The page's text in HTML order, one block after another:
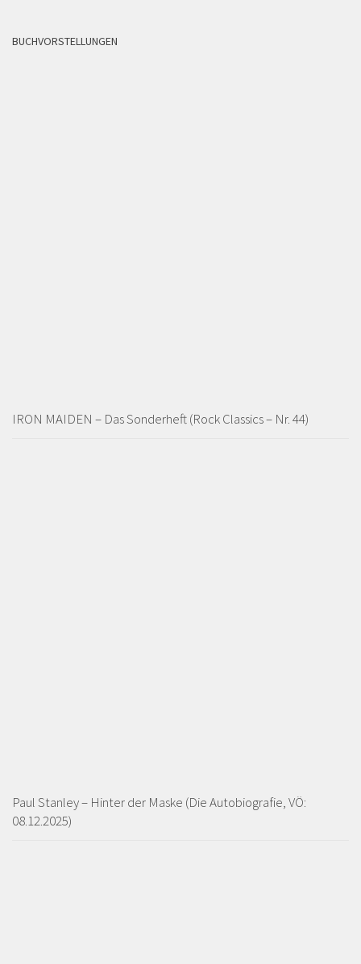
BUCHVORSTELLUNGEN
IRON MAIDEN – Das Sonderheft (Rock Classics – Nr. 44)
Paul Stanley – Hinter der Maske (Die Autobiografie, VÖ:
08.12.2025)